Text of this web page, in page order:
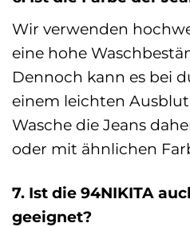
Wir verwenden
eine hohe
Dennoch kann es bei
einem leichten
Wasche die Jeans
oder mit ähnlichen
7. Ist die 94NIKITA
geeignet?